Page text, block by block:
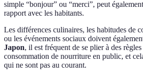
simple “bonjour” ou “merci”, peut
rapport avec les habitants.
Les différences culinaires, les habitudes de
ou les événements sociaux doivent
Japon, il est fréquent de se plier à des
consommation de nourriture en public, et
qui ne sont pas au courant.